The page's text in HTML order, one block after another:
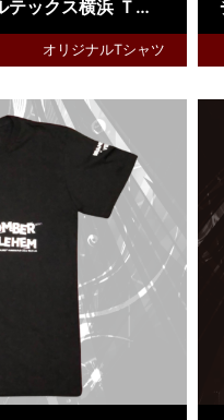
USA逆輸入！チームヴェルテックス横浜 Ｔｅｅ
オリジナルTシャツ